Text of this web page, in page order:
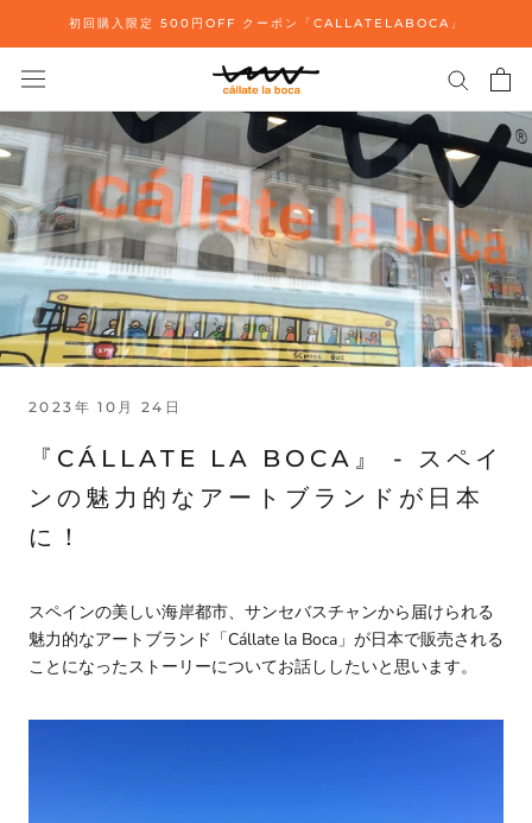
し
て
ン
テ
ン
移
動
初回購入限定 500円OFF クーポン「CALLATELABOCA」
2023年 10月 24日
『CÁLLATE LA BOCA』 - スペイ
ンの魅力的なアートブランドが日本
に！
スペインの美しい海岸都市、サンセバスチャンから届けられる
魅力的なアートブランド「Cállate la Boca」が日本で販売される
ことになったストーリーについてお話ししたいと思います。